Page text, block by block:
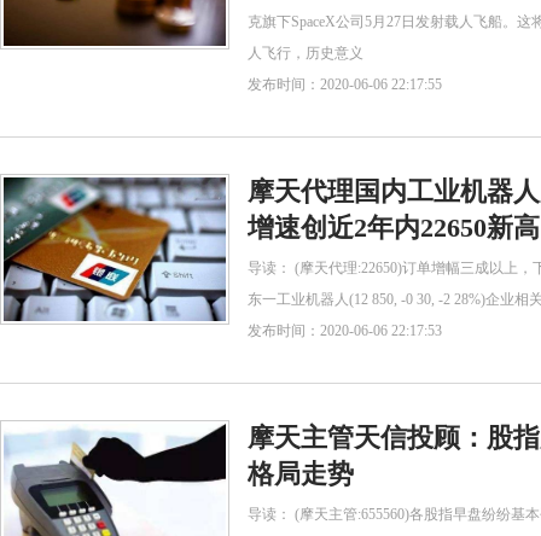
克旗下SpaceX公司5月27日发射载人飞船。
人飞行，历史意义
发布时间：2020-06-06 22:17:55
摩天代理国内工业机器
增速创近2年内22650新高
导读： (摩天代理:22650)订单增幅三成以上
东一工业机器人(12 850, -0 30, -2 28%)企业相
发布时间：2020-06-06 22:17:53
摩天主管天信投顾：股
格局走势
导读： (摩天主管:655560)各股指早盘纷纷基